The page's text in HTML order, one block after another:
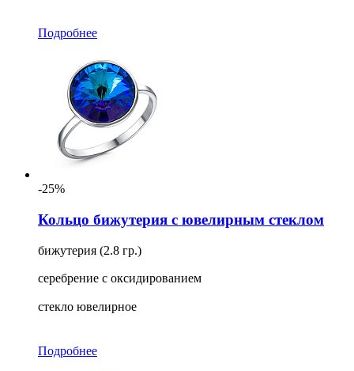
Подробнее
-25%
Кольцо бижутерия с ювелирным стеклом
бижутерия (2.8 гр.)
серебрение с оксидированием
стекло ювелирное
Подробнее